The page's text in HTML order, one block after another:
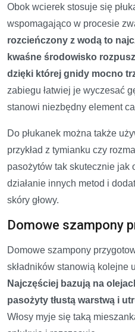
Obok wcierek stosuje się
wspomagająco w procesie
rozcieńczony z wodą to
kwaśne środowisko
dzięki której gnidy mocno
zabiegu łatwiej je wyczesać
stanowi niezbędny element
Do płukanek można także
przykład z tymianku czy
pasożytów tak skutecznie jak
działanie innych metod i
skóry głowy.
Domowe szampony
Domowe szampony
składników stanowią kolejne
Najczęściej bazują na
pasożyty tłustą warstwą i
Włosy myje się taką